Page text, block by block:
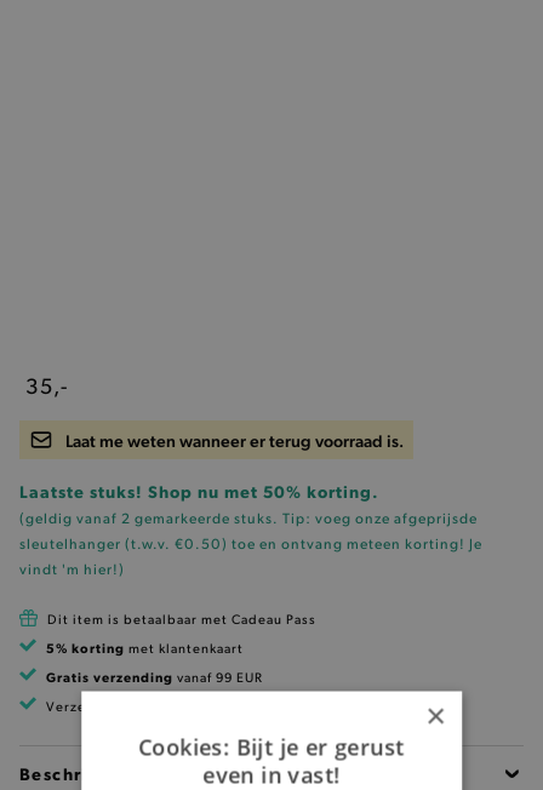
35,-
Laat me weten wanneer er terug voorraad is.
Laatste stuks! Shop nu met 50% korting.
(geldig vanaf 2 gemarkeerde stuks. Tip: voeg onze afgeprijsde
sleutelhanger (t.w.v. €0.50) toe en ontvang meteen korting! Je
vindt 'm hier!)
Dit item is betaalbaar met Cadeau Pass
5% korting met klantenkaart
Gratis verzending vanaf 99 EUR
Verzending binnen 1 à 2 werkdagen
Beschrijving
×
Cookies: Bijt je er gerust
even in vast!